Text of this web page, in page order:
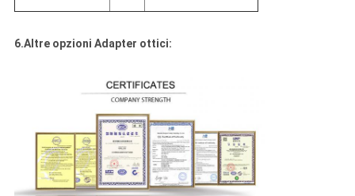
6.Altre opzioni Adapter ottici: